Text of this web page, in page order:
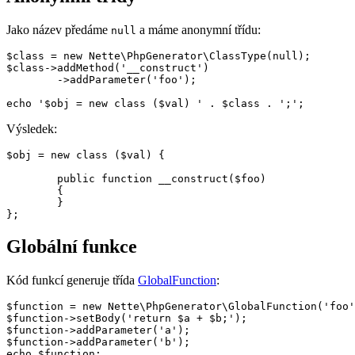
Jako název předáme null a máme anonymní třídu:
$class = new Nette\PhpGenerator\ClassType(null);
$class->addMethod('__construct')
Výsledek:
$obj = new class ($val) {
Globální funkce
Kód funkcí generuje třída GlobalFunction:
$function = new
$function->setBody('return $a + $b;');
$function->addParameter('a');
$function->addParameter('b');